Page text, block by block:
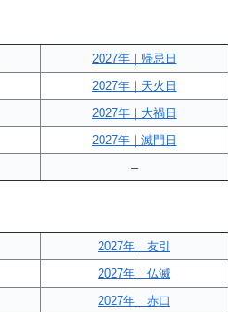
2027年｜帰忌日
2027年｜天火日
2027年｜大禍日
2027年｜滅門日
–
2027年｜友引
2027年｜仏滅
2027年｜赤口